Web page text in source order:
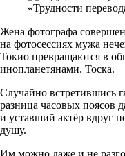
«Трудности
Жена фотографа
на фотосессиях мужа
Токио превращаются в
инопланетянами. Тоска.
Случайно встретившись
разница часовых поясов
и уставший актёр вдруг
душу.
Им можно даже и не